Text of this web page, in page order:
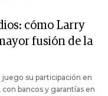
cómo Larry
fusión de la
su participación en
bancos y garantías en